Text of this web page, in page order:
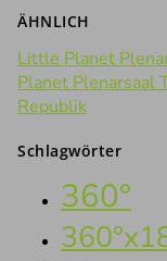
ÄHNLICH
Little Planet
Planet Plenarsaal
Republik
Schlagwörter
360°